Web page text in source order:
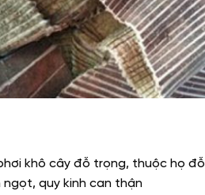
khô cây đỗ trọng, thuộc họ
ngọt, quy kinh can thận